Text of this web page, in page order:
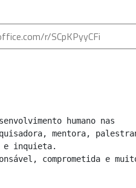
r/SCpKPyyCFi
humano nas
mentora,
e inquieta.